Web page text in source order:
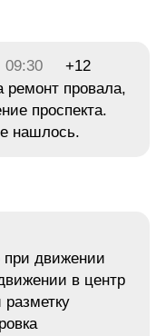
09:30
+12
ремонт провала,
проспекта.
нашлось.
при движении
в центр